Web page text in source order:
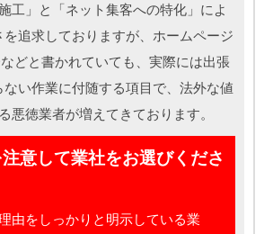
工」と「ネット集客への特化」によ
を追求しておりますが、ホームページ
どと書かれていても、実際には出張
ない作業に付随する項目で、法外な値
悪徳業者が増えてきております。
意して業社をお選びくださ
由をしっかりと明示している業